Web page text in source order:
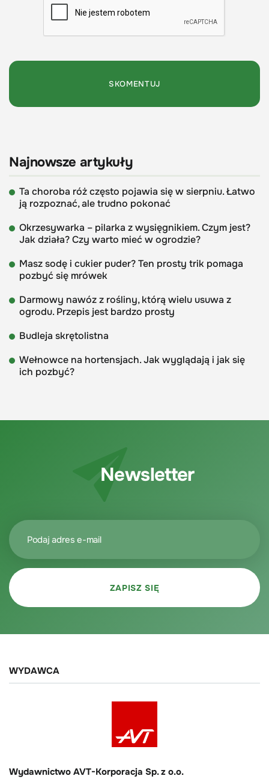
Najnowsze artykuły
Ta choroba róż często pojawia się w sierpniu. Łatwo
ją rozpoznać, ale trudno pokonać
Okrzesywarka – pilarka z wysięgnikiem. Czym jest?
Jak działa? Czy warto mieć w ogrodzie?
Masz sodę i cukier puder? Ten prosty trik pomaga
pozbyć się mrówek
Darmowy nawóz z rośliny, którą wielu usuwa z
ogrodu. Przepis jest bardzo prosty
Budleja skrętolistna
Wełnowce na hortensjach. Jak wyglądają i jak się
ich pozbyć?
Newsletter
WYDAWCA
Wydawnictwo AVT-Korporacja Sp. z o.o.